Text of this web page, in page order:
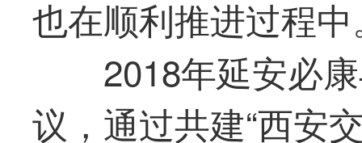
也在顺利推进过程
2018年延安必
议，通过共建“西安